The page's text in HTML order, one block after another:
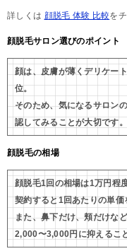
詳しくは 顔脱毛 体験 比較を
顔脱毛サロン選びのポイント
顔は、皮膚が薄くデリケー
位。
そのため、気になるサロン
認してみることが大切です。
顔脱毛の相場
顔脱毛1回の相場は1万円程
契約すると1回あたりの単
また、鼻下だけ、頬だけな
2,000〜3,000円に抑えるこ